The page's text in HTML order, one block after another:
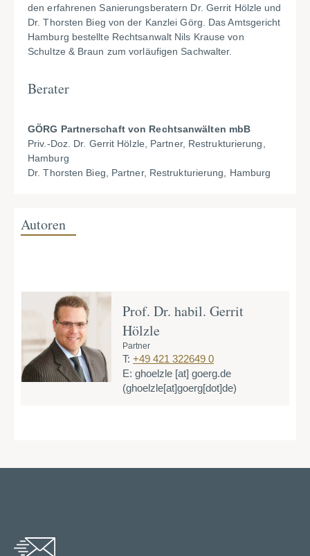
den erfahrenen Sanierungsberatern Dr. Gerrit Hölzle und
Dr. Thorsten Bieg von der Kanzlei Görg. Das Amtsgericht
Hamburg bestellte Rechtsanwalt Nils Krause von
Schultze & Braun zum vorläufigen Sachwalter.
Berater
GÖRG Partnerschaft von Rechtsanwälten mbB
Priv.-Doz. Dr. Gerrit Hölzle, Partner, Restrukturierung,
Hamburg
Dr. Thorsten Bieg, Partner, Restrukturierung, Hamburg
Autoren
Prof. Dr. habil. Gerrit
Hölzle
Partner
T: +49 421 322649 0
E: ghoelzle [at] goerg.de
(ghoelzle[at]goerg[dot]de)